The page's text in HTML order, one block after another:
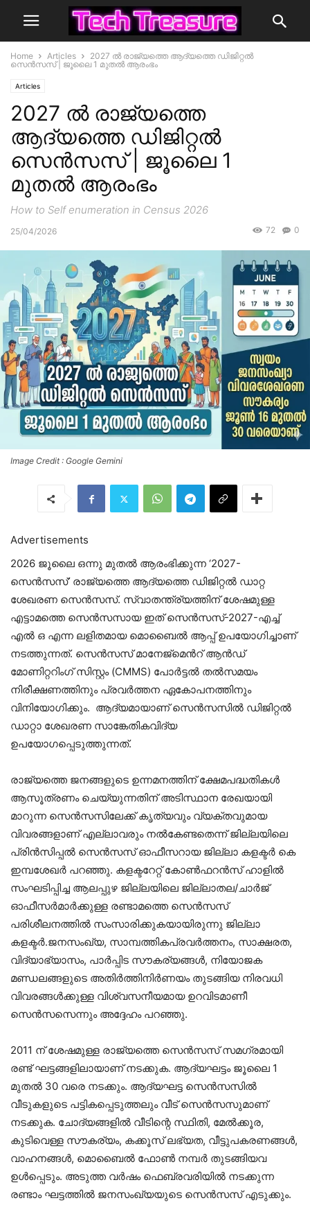
Home Articles
2027 ൽ രാജ്യത്തെ ആദ്യത്തെ ഡിജിറ്റൽ
സെൻസസ് | ജൂലൈ 1 മുതൽ ആരംഭം
Articles
2027 ൽ രാജ്യത്തെ
ആദ്യത്തെ ഡിജിറ്റൽ
സെൻസസ് | ജൂലൈ 1
മുതൽ ആരംഭം
How to Self enumeration in Census 2026
25/04/2026 0
72
Image Credit : Google Gemini
Advertisements
2026 ജൂലൈ ഒന്നു മുതൽ ആരംഭിക്കുന്ന ‘2027-
സെൻസസ്’ രാജ്യത്തെ ആദ്യത്തെ ഡിജിറ്റൽ ഡാറ്റ
ശേഖരണ സെൻസസ്. സ്വാതന്ത്ര്യത്തിന് ശേഷമുള്ള
എട്ടാമത്തെ സെൻസസായ ഇത് സെൻസസ്-2027-എച്ച്
എൽ ഒ എന്ന ലളിതമായ മൊബൈൽ ആപ്പ് ഉപയോഗിച്ചാണ്
നടത്തുന്നത്. സെൻസസ് മാനേജ്മെൻറ് ആൻഡ്
മോണിറ്ററിംഗ് സിസ്റ്റം (CMMS) പോർട്ടൽ തൽസമയം
നിരീക്ഷണത്തിനും പ്രവർത്തന ഏകോപനത്തിനും
വിനിയോഗിക്കും. ആദ്യമായാണ് സെൻസസിൽ ഡിജിറ്റൽ
ഡാറ്റാ ശേഖരണ സാങ്കേതികവിദ്യ
ഉപയോഗപ്പെടുത്തുന്നത്.
രാജ്യത്തെ ജനങ്ങളുടെ ഉന്നമനത്തിന് ക്ഷേമപദ്ധതികൾ
ആസൂത്രണം ചെയ്യുന്നതിന് അടിസ്ഥാന രേഖയായി
മാറുന്ന സെൻസസിലേക്ക് കൃത്യവും വ്യക്തവുമായ
വിവരങ്ങളാണ് എല്ലാവരും നൽകേണ്ടതെന്ന് ജില്ലയിലെ
പ്രിൻസിപ്പൽ സെൻസസ് ഓഫീസറായ ജില്ലാ കളക്ടർ കെ
ഇമ്പശേഖർ പറഞ്ഞു. കളക്ടറേറ്റ് കോൺഫറൻസ് ഹാളിൽ
സംഘടിപ്പിച്ച ആലപ്പുഴ ജില്ലയിലെ ജില്ലാതല/ചാർജ്
ഓഫീസർമാർക്കുള്ള രണ്ടാമത്തെ സെൻസസ്
പരിശീലനത്തിൽ സംസാരിക്കുകയായിരുന്നു ജില്ലാ
കളക്ടർ.ജനസംഖ്യ, സാമ്പത്തികപ്രവർത്തനം, സാക്ഷരത,
വിദ്യാഭ്യാസം, പാർപ്പിട സൗകര്യങ്ങൾ, നിയോജക
മണ്ഡലങ്ങളുടെ അതിർത്തിനിർണയം തുടങ്ങിയ നിരവധി
വിവരങ്ങൾക്കുള്ള വിശ്വസനീയമായ ഉറവിടമാണീ
സെൻസസെന്നും അദ്ദേഹം പറഞ്ഞു.
2011 ന് ശേഷമുള്ള രാജ്യത്തെ സെൻസസ് സമഗ്രമായി
രണ്ട് ഘട്ടങ്ങളിലായാണ് നടക്കുക. ആദ്യഘട്ടം ജൂലൈ 1
മുതൽ 30 വരെ നടക്കും. ആദ്യഘട്ട സെൻസസിൽ
വീടുകളുടെ പട്ടികപ്പെടുത്തലും വീട് സെൻസസുമാണ്
നടക്കുക. ചോദ്യങ്ങളിൽ വീടിന്റെ സ്ഥിതി, മേൽക്കൂര,
കുടിവെള്ള സൗകര്യം, കക്കൂസ് ലഭ്യത, വീട്ടുപകരണങ്ങൾ,
വാഹനങ്ങൾ, മൊബൈൽ ഫോൺ നമ്പർ തുടങ്ങിയവ
ഉൾപ്പെടും. അടുത്ത വർഷം ഫെബ്രവരിയിൽ നടക്കുന്ന
രണ്ടാം ഘട്ടത്തിൽ ജനസംഖ്യയുടെ സെൻസസ് എടുക്കും.